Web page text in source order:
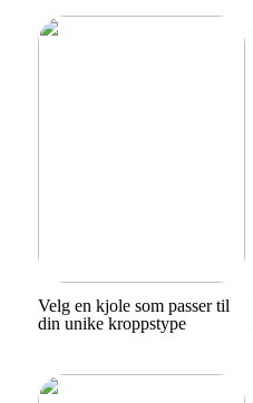
Velg en kjole som passer til
din unike kroppstype